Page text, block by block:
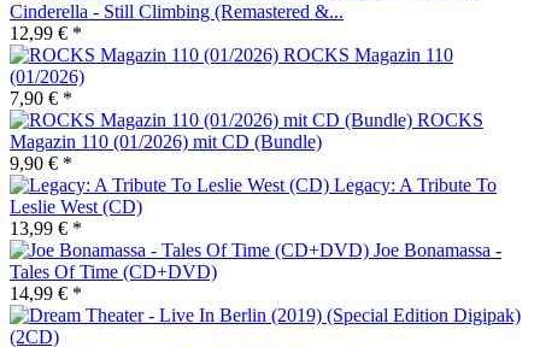
Cinderella - Still Climbing (Remastered &...
12,99 € *
ROCKS Magazin 110
(01/2026)
7,90 € *
ROCKS
Magazin 110 (01/2026) mit CD (Bundle)
9,90 € *
Legacy: A Tribute To
Leslie West (CD)
13,99 € *
Joe Bonamassa -
Tales Of Time (CD+DVD)
14,99 € *